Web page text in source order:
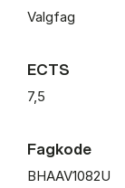
Valgfag
ECTS
7,5
Fagkode
BHAAV1082U